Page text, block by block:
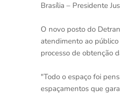
Brasília – Presidente
O novo posto do
atendimento ao
processo de obtenção
"Todo o espaço foi
espaçamentos que